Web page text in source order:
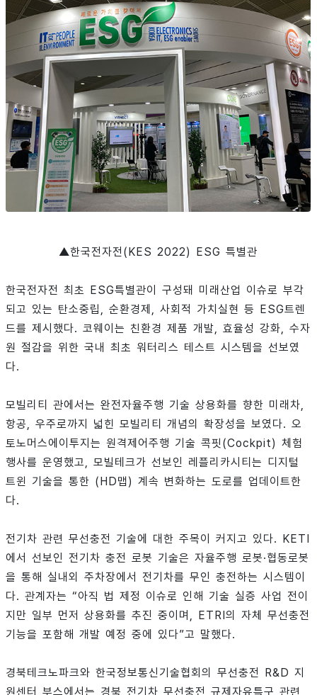
▲한국전자전(KES 2022) ESG 특별관
한국전자전 최초 ESG특별관이 구성돼 미래산업 이슈로 부각
되고 있는 탄소중립, 순환경제, 사회적 가치실현 등 ESG트렌
드를 제시했다. 코웨이는 친환경 제품 개발, 효율성 강화, 수자
원 절감을 위한 국내 최초 워터리스 테스트 시스템을 선보였
다.
모빌리티 관에서는 완전자율주행 기술 상용화를 향한 미래차,
항공, 우주로까지 넓힌 모빌리티 개념의 확장성을 보였다. 오
토노머스에이투지는 원격제어주행 기술 콕핏(Cockpit) 체험
행사를 운영했고, 모빌테크가 선보인 레플리카시티는 디지털
트윈 기술을 통한 (HD맵) 계속 변화하는 도로를 업데이트한
다.
전기차 관련 무선충전 기술에 대한 주목이 커지고 있다. KETI
에서 선보인 전기차 충전 로봇 기술은 자율주행 로봇·협동로봇
을 통해 실내외 주차장에서 전기차를 무인 충전하는 시스템이
다. 관계자는 “아직 법 제정 이슈로 인해 기술 실증 사업 전이
지만 일부 먼저 상용화를 추진 중이며, ETRI의 자체 무선충전
기능을 포함해 개발 예정 중에 있다”고 말했다.
경북테크노파크와 한국정보통신기술협회의 무선충전 R&D 지
원센터 부스에서는 경북 전기차 무선충전 규제자유특구 관련